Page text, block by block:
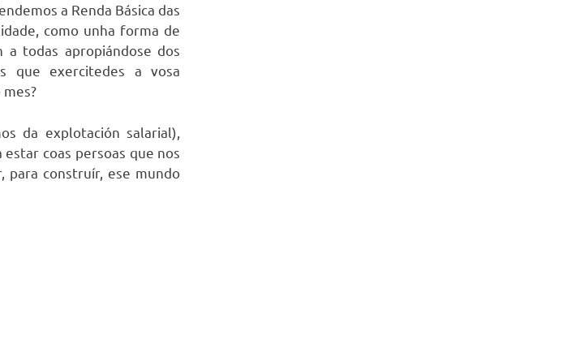
a Renda Básica das
como unha forma de
a todas apropiándose dos
que exercitedes a vosa
da explotación salarial),
coas persoas que nos
para construír, ese mundo